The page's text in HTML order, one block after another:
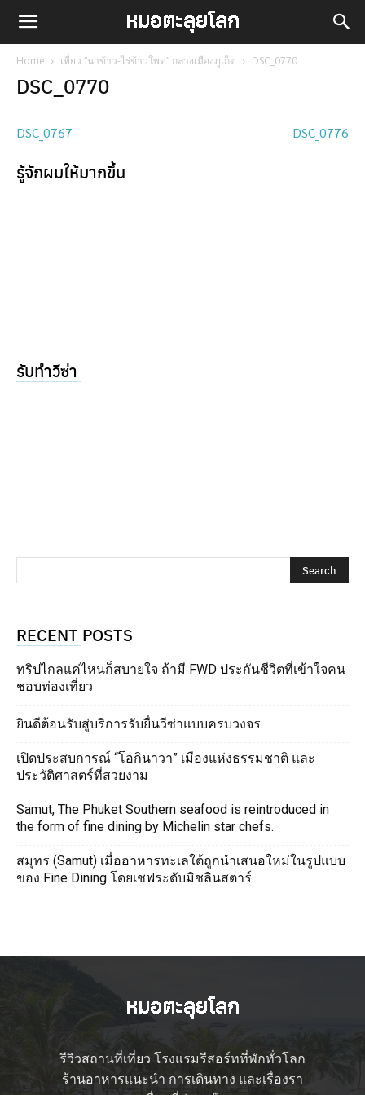
Home เที่ยว “นาข้าว-ไร่ข้าวโพด” กลางเมืองภูเก็ต DSC_0770
DSC_0770
DSC_0767 DSC_0776
รู้จักผมให้มากขึ้น
รับทำวีซ่า
RECENT POSTS
ทริปไกลแค่ไหนก็สบายใจ ถ้ามี FWD ประกันชีวิตที่เข้าใจคน
ชอบท่องเที่ยว
ยินดีต้อนรับสู่บริการรับยื่นวีซ่าแบบครบวงจร
เปิดประสบการณ์ “โอกินาวา” เมืองแห่งธรรมชาติ และ
ประวัติศาสตร์ที่สวยงาม
Samut, The Phuket Southern seafood is reintroduced in
the form of fine dining by Michelin star chefs.
สมุทร (Samut) เมื่ออาหารทะเลใต้ถูกนำเสนอใหม่ในรูปแบบ
ของ Fine Dining โดยเชฟระดับมิชลินสตาร์
รีวิวสถานที่เที่ยว โรงแรมรีสอร์ทที่พักทั่วโลก
ร้านอาหารแนะนำ การเดินทาง และเรื่องรา